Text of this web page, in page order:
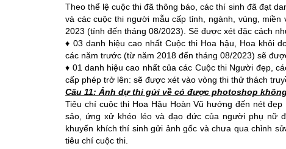
Theo thể lệ cuộc thi đã thông báo, các thí sinh đã đạt
và các cuộc thi người mẫu cấp tỉnh, ngành, vùng,
2023 (tính đến tháng 08/2023). Sẽ được xét đặc cách
♦ 03 danh hiệu cao nhất Cuộc thi Hoa hậu, Hoa khôi
các năm trước (từ năm 2018 đến tháng 08/2023) sẽ
♦ 01 danh hiệu cao nhất của các Cuộc thi Người đẹp,
cấp phép trở lên: sẽ được xét vào vòng thi thử thách
Câu 11: Ảnh dự thi gửi về có được photoshop
Tiêu chí cuộc thi Hoa Hậu Hoàn Vũ hướng đến nét
sảo, ứng xử khéo léo và đạo đức của người phụ nữ
khuyến khích thí sinh gửi ảnh gốc và chưa qua chỉnh
tiêu chí cuộc thi.